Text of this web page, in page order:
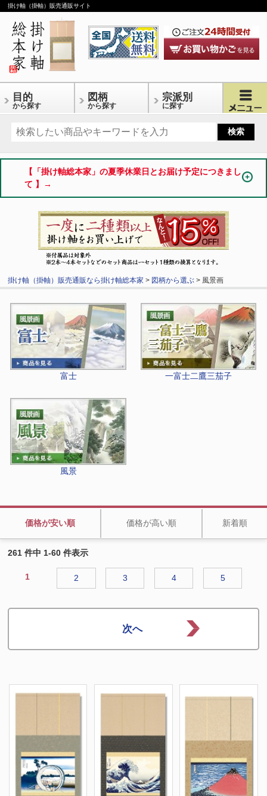
掛け軸（掛軸）販売通販サイト
目的
から探す
図柄
から探す
宗派別
に探す
【「掛け軸総本家」の夏季休業日とお届け予定につきまし
て 】→
掛け軸（掛軸）販売通販なら掛け軸総本家 > 図柄から選ぶ > 風景画
富士 一富士二鷹三茄子
風景
価格が安い順 価格が高い順 新着順
261 件中 1-60 件表示
1 2 3 4 5